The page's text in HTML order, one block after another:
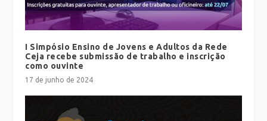
I Simpósio Ensino de Jovens e Adultos da Rede
Ceja recebe submissão de trabalho e inscrição
como ouvinte
17 de junho de 2024